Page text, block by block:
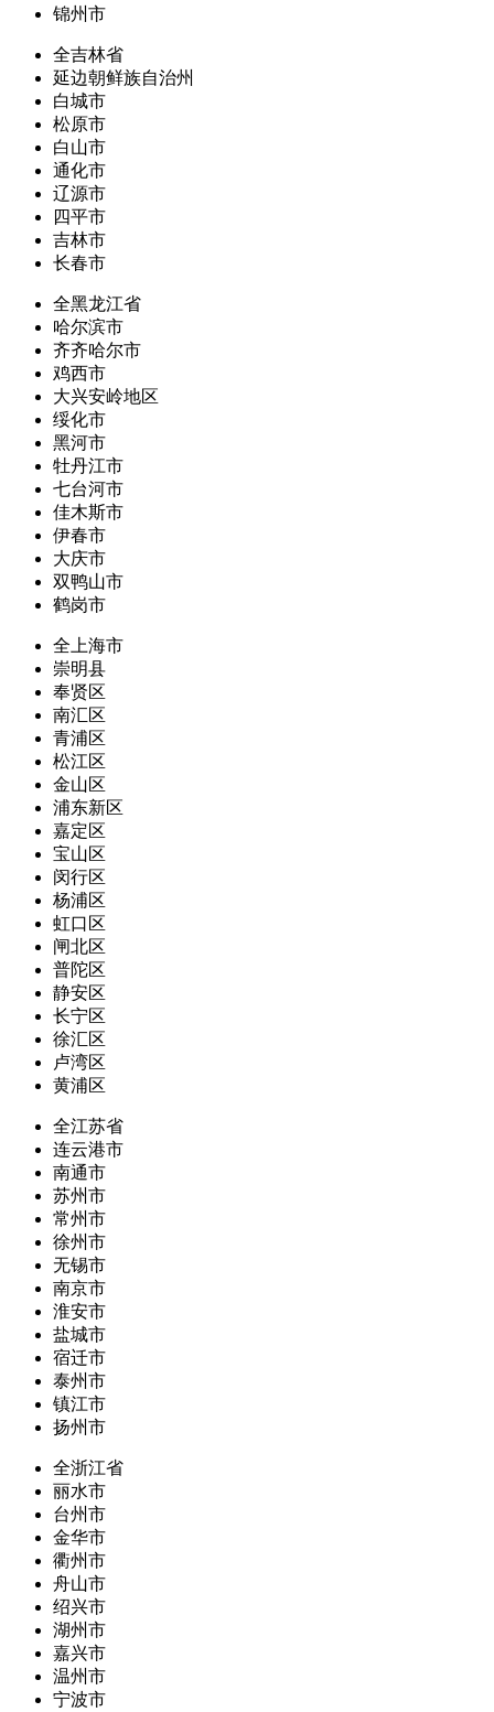
锦州市
全吉林省
延边朝鲜族自治州
白城市
松原市
白山市
通化市
辽源市
四平市
吉林市
长春市
全黑龙江省
哈尔滨市
齐齐哈尔市
鸡西市
大兴安岭地区
绥化市
黑河市
牡丹江市
七台河市
佳木斯市
伊春市
大庆市
双鸭山市
鹤岗市
全上海市
崇明县
奉贤区
南汇区
青浦区
松江区
金山区
浦东新区
嘉定区
宝山区
闵行区
杨浦区
虹口区
闸北区
普陀区
静安区
长宁区
徐汇区
卢湾区
黄浦区
全江苏省
连云港市
南通市
苏州市
常州市
徐州市
无锡市
南京市
淮安市
盐城市
宿迁市
泰州市
镇江市
扬州市
全浙江省
丽水市
台州市
金华市
衢州市
舟山市
绍兴市
湖州市
嘉兴市
温州市
宁波市